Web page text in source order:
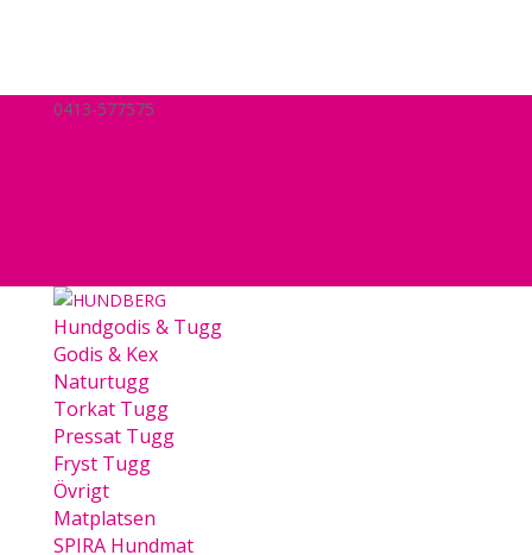
0413-577575
Hundgodis & Tugg
Godis & Kex
Naturtugg
Torkat Tugg
Pressat Tugg
Fryst Tugg
Övrigt
Matplatsen
SPIRA Hundmat